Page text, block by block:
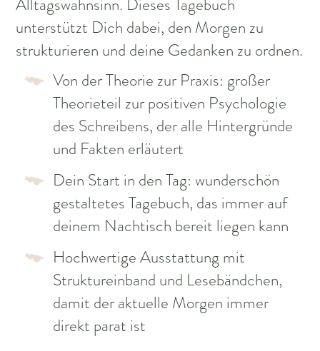
unterstützt Dich dabei, den Morgen zu
strukturieren und deine Gedanken zu ordnen.
Von der Theorie zur Praxis: großer
Theorieteil zur positiven Psychologie
des Schreibens, der alle Hintergründe
und Fakten erläutert
Dein Start in den Tag: wunderschön
gestaltetes Tagebuch, das immer auf
deinem Nachtisch bereit liegen kann
Hochwertige Ausstattung mit
Struktureinband und Lesebändchen,
damit der aktuelle Morgen immer
direkt parat ist